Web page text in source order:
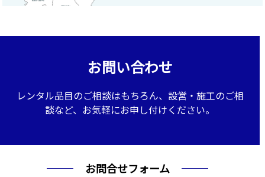
お問い合わせ
レンタル品目のご相談はもちろん、設営・施工のご相
談など、お気軽にお申し付けください。
お問合せフォーム